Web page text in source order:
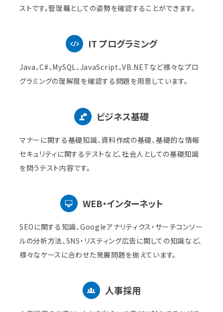
ストです。管理職としての姿勢を確認することができます。
IT プログラミング
Java、C#、MySQL、JavaScript、VB.NETなど様々なプロ
グラミングの理解度を確認する問題を用意しています。
ビジネス基礎
マナーに関する基礎知識、資料作成の基礎、基礎的な情報
セキュリティに関するテストなど、社会人としての基礎知識
を問うテスト内容です。
WEB・インターネット
SEOに関する知識、Googleアナリティクス・サーチコンソー
ルの分析方法、SNS・リスティング広告に関しての知識など、
様々なケースに合わせた発展問題を揃えています。
人事採用